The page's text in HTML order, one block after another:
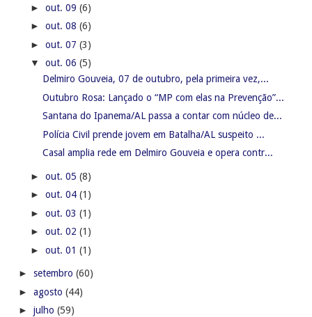
► out. 09 (6)
► out. 08 (6)
► out. 07 (3)
▼ out. 06 (5)
Delmiro Gouveia, 07 de outubro, pela primeira vez,...
Outubro Rosa: Lançado o “MP com elas na Prevenção”...
Santana do Ipanema/AL passa a contar com núcleo de...
Polícia Civil prende jovem em Batalha/AL suspeito ...
Casal amplia rede em Delmiro Gouveia e opera contr...
► out. 05 (8)
► out. 04 (1)
► out. 03 (1)
► out. 02 (1)
► out. 01 (1)
► setembro (60)
► agosto (44)
► julho (59)